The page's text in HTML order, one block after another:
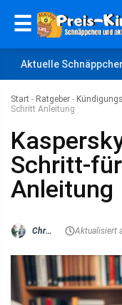
☰
Aktuelle
Start - Ratgeber -
Schritt Anleitung
Schritt-
Anleitung
Christian Schröder Aktualisiert